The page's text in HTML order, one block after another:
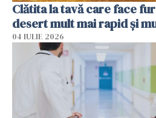
Clătita la tavă care face
desert mult mai rapid și
04 IULIE 2026